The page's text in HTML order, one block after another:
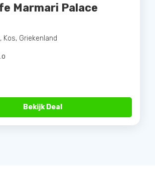
Marmari Palace
Kos, Griekenland
Bekijk Deal